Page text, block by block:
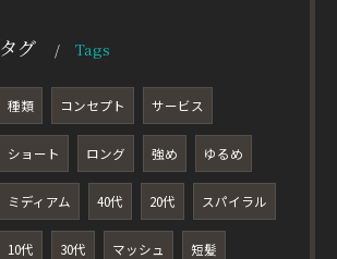
タグ Tags
種類 コンセプト サービス
ショート ロング 強め ゆるめ
ミディアム 40代 20代 スパイラル
10代 30代 マッシュ 短髪